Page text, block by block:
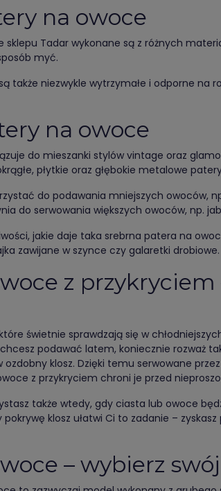
na owoce
Tadar wykonane są z różnych
myć.
także niezwykle wytrzymałe i odporne na
na owoce
do mieszanki stylów vintage oraz
płytkie oraz głębokie metalowe
do podawania mniejszych owoców,
do serwowania większych owoców, np.
jakie daje taka srebrna patera na
zawijane w szynce czy galaretki drobiowe.
z
świetnie sprawdzają się w
podawać latem, koniecznie rozważ
klosz. Dzięki temu serwowane
z przykryciem chroni je przed
także wtedy, gdy ciasta lub owoce
klosz ułatwi Ci to zadanie –
– wybierz